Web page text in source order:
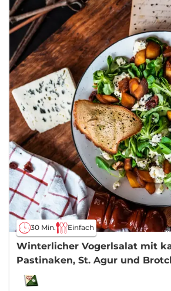
30 Min. Einfach
Winterlicher Vogerlsalat mit
Pastinaken, St. Agur und